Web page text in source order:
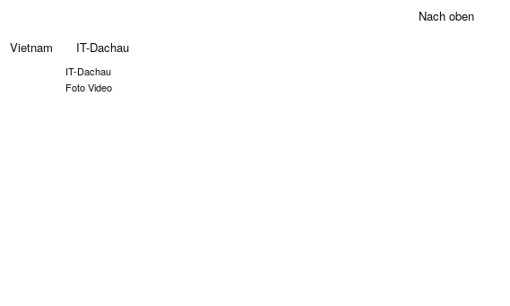
Nach oben
Vietnam IT-Dachau
IT-Dachau
Foto Video